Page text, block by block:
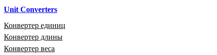
Unit Converters
Конвертер единиц
Конвертер длины
Конвертер веса